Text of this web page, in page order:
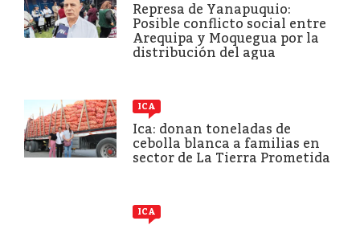
Represa de Yanapuquio:
Posible conflicto social entre
Arequipa y Moquegua por la
distribución del agua
ICA
Ica: donan toneladas de
cebolla blanca a familias en
sector de La Tierra Prometida
ICA